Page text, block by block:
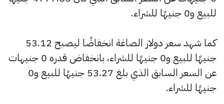
للبيع و0 جنيهًا للشراء.
كما شهد سعر دولار الصاغة انخفاضًا ليصبح 53.12
جنيهًا للبيع و0 جنيهًا للشراء، بانخفاض قدره 0 جنيهات
عن السعر السابق الذي بلغ 53.27 جنيهًا للبيع و0
جنيهًا للشراء.